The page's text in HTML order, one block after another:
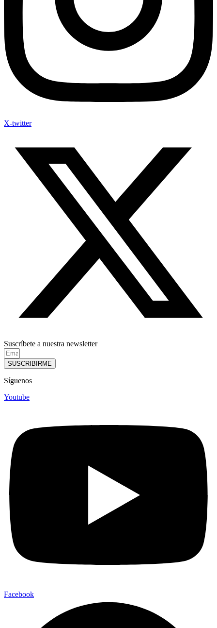
X-twitter
Suscríbete a nuestra newsletter
SUSCRIBIRME
Síguenos
Youtube
Facebook